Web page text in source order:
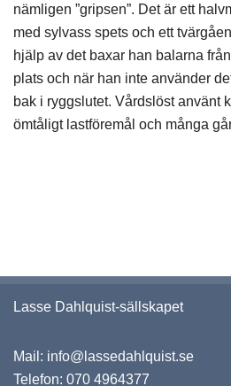
nämligen ”gripsen”. Det är ett
med sylvass spets och ett
hjälp av det baxar han balarna
plats och när han inte använder
bak i ryggslutet. Vårdslöst använt
ömtåligt lastföremål och många
Lasse Dahlquist-sällskapet
Mail: info@lassedahlquist.se
Telefon: 070 4964377